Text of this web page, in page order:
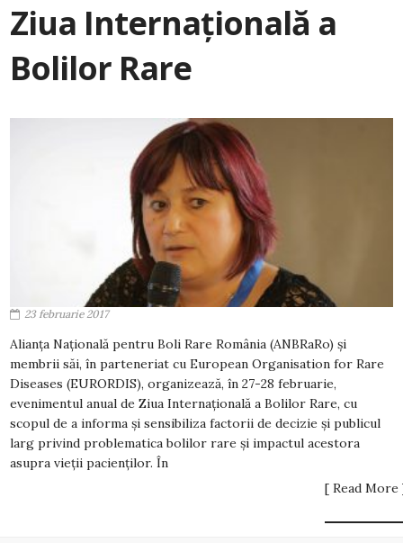
Ziua Internațională a
Bolilor Rare
23 februarie 2017
Alianța Națională pentru Boli Rare România (ANBRaRo) și
membrii săi, în parteneriat cu European Organisation for Rare
Diseases (EURORDIS), organizează, în 27-28 februarie,
evenimentul anual de Ziua Internațională a Bolilor Rare, cu
scopul de a informa și sensibiliza factorii de decizie și publicul
larg privind problematica bolilor rare și impactul acestora
asupra vieții pacienților. În
[ Read More